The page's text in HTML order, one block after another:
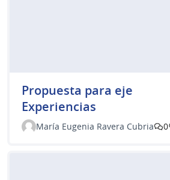
Propuesta para eje
Experiencias
María Eugenia Ravera Cubria 0